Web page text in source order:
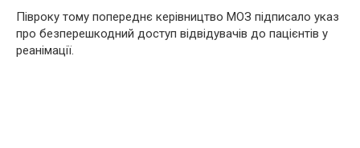
Півроку тому попереднє керівництво МОЗ підписало указ
про безперешкодний доступ відвідувачів до пацієнтів у
реанімації.